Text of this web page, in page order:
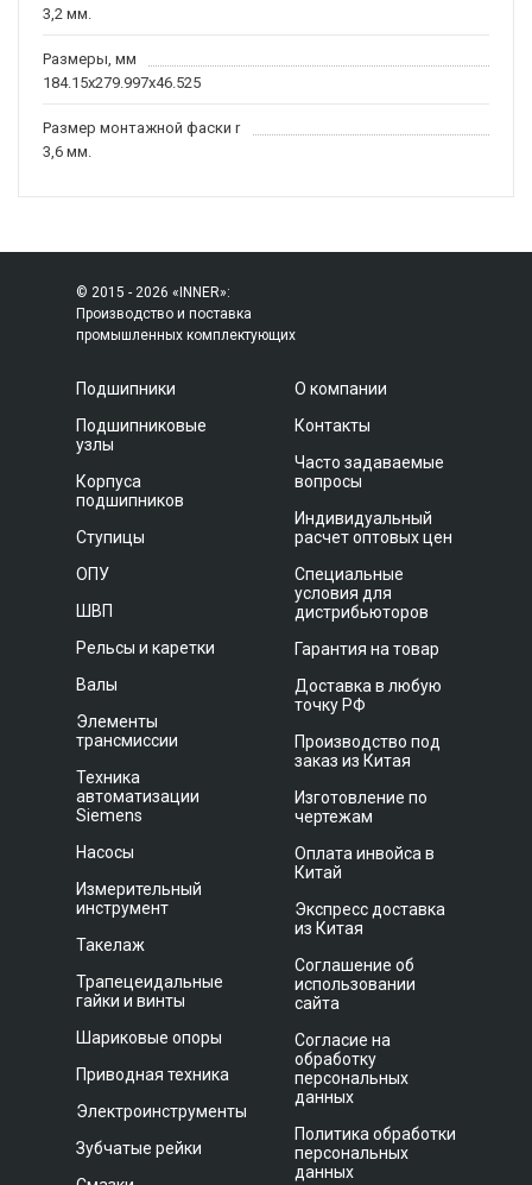
3,2 мм.
Размеры, мм
184.15x279.997x46.525
Размер монтажной фаски r
3,6 мм.
© 2015 - 2026 «INNER»:
Производство и поставка
промышленных комплектующих
Подшипники
Подшипниковые
узлы
Корпуса
подшипников
Ступицы
ОПУ
ШВП
Рельсы и каретки
Валы
Элементы
трансмиссии
Техника
автоматизации
Siemens
Насосы
Измерительный
инструмент
Такелаж
Трапецеидальные
гайки и винты
Шариковые опоры
Приводная техника
Электроинструменты
Зубчатые рейки
О компании
Контакты
Часто задаваемые
вопросы
Индивидуальный
расчет оптовых цен
Специальные
условия для
дистрибьюторов
Гарантия на товар
Доставка в любую
точку РФ
Производство под
заказ из Китая
Изготовление по
чертежам
Оплата инвойса в
Китай
Экспресс доставка
из Китая
Соглашение об
использовании
сайта
Согласие на
обработку
персональных
данных
Политика обработки
персональных
данных